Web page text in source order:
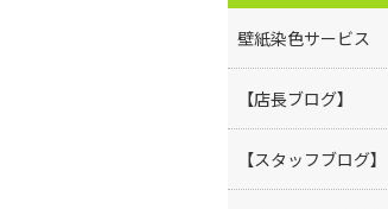
壁紙染色サービス
【店長ブログ】
【スタッフブログ】